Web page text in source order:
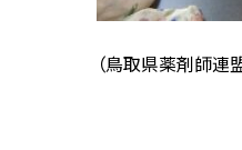
（鳥取県薬剤師連